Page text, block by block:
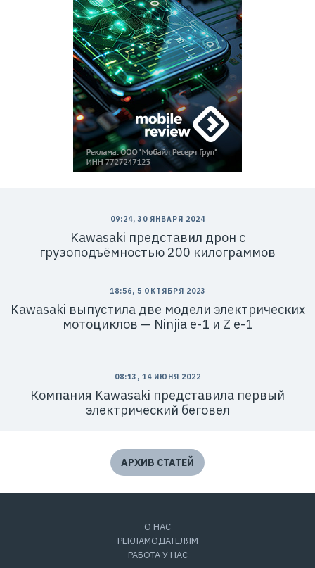
09:24, 30 ЯНВАРЯ 2024
Kawasaki представил дрон с
грузоподъёмностью 200 килограммов
18:56, 5 ОКТЯБРЯ 2023
Kawasaki выпустила две модели электрических
мотоциклов — Ninjia e-1 и Z e-1
08:13, 14 ИЮНЯ 2022
Компания Kawasaki представила первый
электрический беговел
АРХИВ СТАТЕЙ
О НАС
РЕКЛАМОДАТЕЛЯМ
РАБОТА У НАС